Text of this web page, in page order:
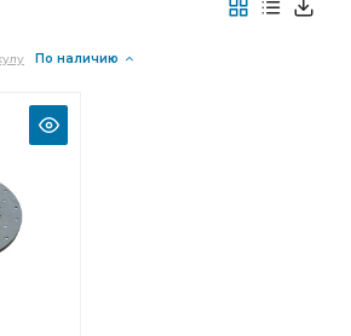
По наличию